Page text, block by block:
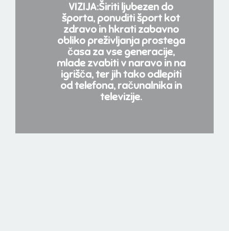
VIZIJA:Širiti ljubezen do
športa, ponuditi šport kot
zdravo in hkrati zabavno
obliko preživljanja prostega
časa za vse generacije,
mlade zvabiti v naravo in na
igrišča, ter jih tako odlepiti
od telefona, računalnika in
televizije.